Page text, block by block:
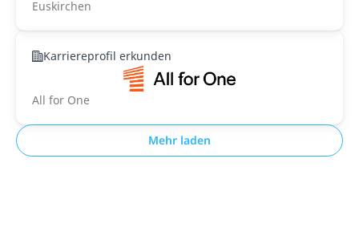
Euskirchen
Karriereprofil erkunden
All for One
Mehr laden